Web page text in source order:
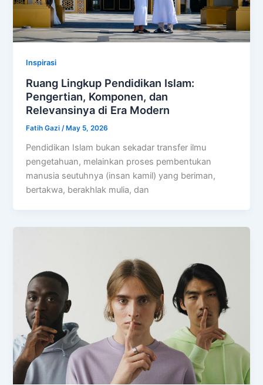
Inspirasi
Ruang Lingkup Pendidikan Islam:
Pengertian, Komponen, dan
Relevansinya di Era Modern
Fatih Gazi /May 5, 2026
Pendidikan Islam bukan sekadar transfer ilmu
pengetahuan, melainkan proses pembentukan
manusia seutuhnya (insan kamil) yang beriman,
bertakwa, berakhlak mulia, dan